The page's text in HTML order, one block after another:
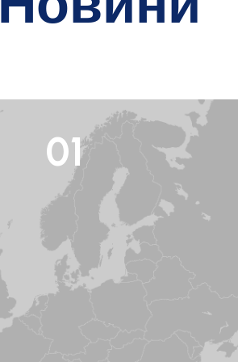
01